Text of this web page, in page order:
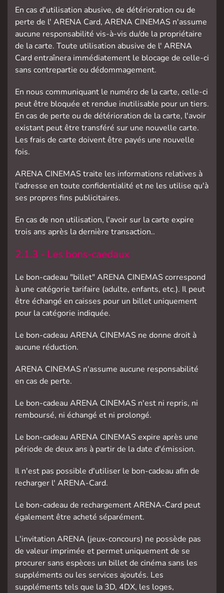
En cas d'utilisation abusive, de détérioration ou de
perte de l' ARENA Card, ARENA CINEMAS n'assume
aucune responsabilité vis-à-vis du/de la propriétaire
de la carte. Toute utilisation abusive de l' ARENA
Card entraînera immédiatement le blocage de celle-ci
sans contrepartie ou dédommagement.
En nous communiquant le numéro de la carte, celle-ci
peut être bloquée et rendue inutilisable pour un tiers.
En cas de perte ou de détérioration de la carte, l'avoir
existant peut être transféré sur une nouvelle carte.
Les frais de carte doivent être payés une nouvelle
fois.
ARENA CINEMAS traite les informations relatives à
l'adresse en toute confidentialité et ne les utilise qu'à
ses propres fins publicitaires.
En cas de non utilisation, l'avoir sur la carte expire
trois ans après la dernière transaction..
2.1.3 - Les bons-caedaux
Le bon-cadeau "billet" ARENA CINEMAS correspond
à une catégorie tarifaire (adulte, enfants, etc.). Il peut
être échangé en caisses pour un billet uniquement
pour la catégorie indiquée.
Le bon-cadeau ARENA CINEMAS ne donne droit à
aucune réduction.
ARENA CINEMAS n'assume aucune responsabilité
en cas de perte.
Le bon-cadeau ARENA CINEMAS n'est ni repris, ni
remboursé, ni échangé et ni prolongé.
Le bon-cadeau ARENA CINEMAS expire après une
période de deux ans à partir de la date d'émission.
Il n'est pas possible d'utiliser le bon-cadeau afin de
recharger l' ARENA-Card.
Le bon-cadeau de rechargement ARENA-Card peut
également être acheté séparément.
L'invitation ARENA (jeux-concours) ne possède pas
de valeur imprimée et permet uniquement de se
procurer sans espèces un billet de cinéma sans les
suppléments ou les services ajoutés. Les
suppléments tels que la 3D, 4DX, les loges,